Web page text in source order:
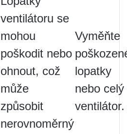
ventilátoru se
mohou
poškodit nebo
ohnout, což
může
způsobit
nerovnoměrný
Vyměňte
lopatky
nebo celý
ventilátor.